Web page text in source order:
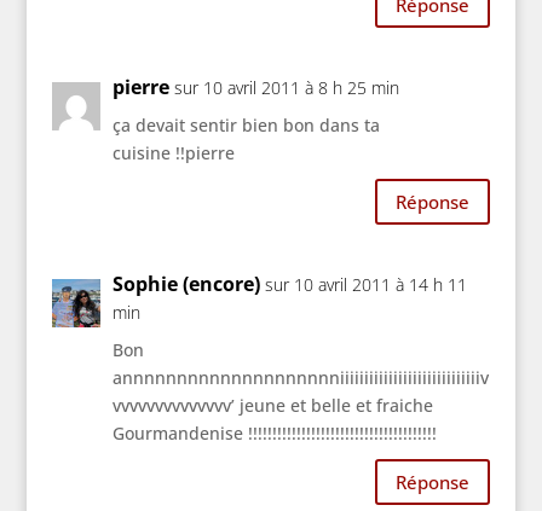
pierre sur 10 avril 2011 à 8 h 25 min
ça devait sentir bien bon dans ta
cuisine !!pierre
Réponse
Sophie (encore) sur 10 avril 2011 à 14 h 11
min
Bon
annnnnnnnnnnnnnnnnnnniiiiiiiiiiiiiiiiiiiiiiiiiiiiiv
vvvvvvvvvvvvvv’ jeune et belle et fraiche
Gourmandenise !!!!!!!!!!!!!!!!!!!!!!!!!!!!!!!!!!!!!!!
Réponse